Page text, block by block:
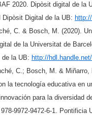
2020. Dipòsit digital de la
Dipòsit Digital de la UB:
C. & Bosch, M. (2020).
de la Universitat de
de la UB: http://
C.; Bosch, M. &
la tecnología educativa en
para la diversidad
9972-9472-6-1. Pontificia